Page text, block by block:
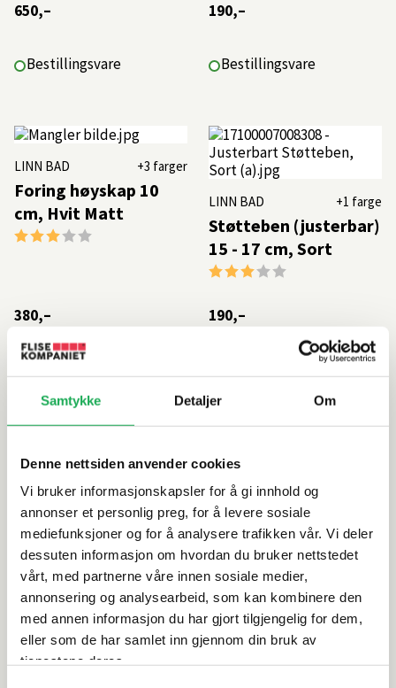
Samtykke Detaljer Om
Denne nettsiden anvender cookies
Vi bruker informasjonskapsler for å gi innhold og
annonser et personlig preg, for å levere sosiale
mediefunksjoner og for å analysere trafikken vår. Vi deler
dessuten informasjon om hvordan du bruker nettstedet
vårt, med partnerne våre innen sosiale medier,
annonsering og analysearbeid, som kan kombinere den
med annen informasjon du har gjort tilgjengelig for dem,
eller som de har samlet inn gjennom din bruk av
tjenestene deres.
650,–
Bestillingsvare
190,–
Bestillingsvare
Foring høyskap 10
cm, Hvit Matt
Karakter:
LINN BAD +3 farger
380,–
Støtteben (justerbar)
15 - 17 cm, Sort
Karakter:
LINN BAD +1 farge
190,–
Foring høyskap 5 cm,
Hvit Matt
LINN BAD +3 farger
Bestillingsvare
På lager i 1 butikk
Foring
underskap/overskap
10 cm, Hvit Matt
LINN BAD
230,–
Bestillingsvare